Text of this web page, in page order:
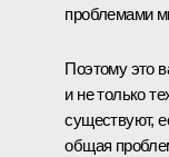
проблемами
Поэтому это
и не только
существуют,
общая